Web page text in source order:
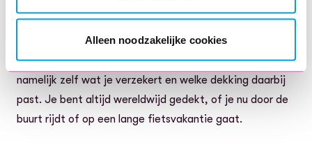
Alleen noodzakelijke cookies
dezelfde vertrouwde fiets? Bij ons kan je je e-bike
(bijna) altijd laten verzekeren. Ook je navigatiesysteem
of bidonhouder verzeker je gewoon mee. Je kiest
namelijk zelf wat je verzekert en welke dekking daarbij
past. Je bent altijd wereldwijd gedekt, of je nu door de
buurt rijdt of op een lange fietsvakantie gaat.